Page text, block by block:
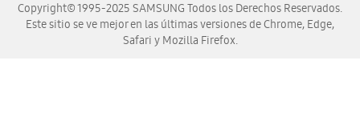
Copyright© 1995-2025 SAMSUNG Todos los Derechos Reservados.
Este sitio se ve mejor en las últimas versiones de Chrome, Edge,
Safari y Mozilla Firefox.